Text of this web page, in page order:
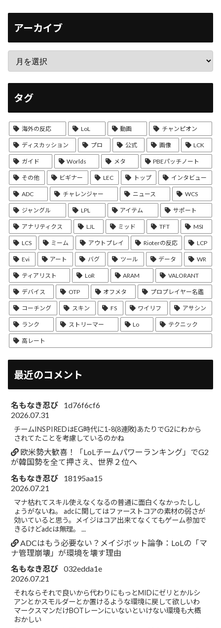
アーカイブ
タグ
海外の反応 LoL 動画 チャンピオン
ディスカッション プロ 公式 画像 LCK
ガイド Worlds メタ PBEパッチノート
その他 ビギナー LEC トップ インタビュー
ADC チャレンジャー ニュース WCS
ジャングル LPL アイテム サポート
アナリティクス LJL ミッド TFT MSI
LCS ミーム アウトプレイ Rioterの反応 LCP
Evi アート バグ ツール データ WR
ティアリスト LoR ARAM VALORANT
デバイス OTP オフメタ プロプレイヤー名鑑
コーチング スキン FS ワイリフ アサシン
ランク ストリーマー Lo テクニック
高レート
最近のコメント
名もなき忍び
1d76f6cf6
2026.07.31
チームINSPIREDはEG時代に1-8(8連敗)あたりでG2にわから
されてたことを考慮しているのかね
欧米勢大歓喜！「LoLチームパワーランキング」でG2
が韓国勢を全て押さえ、世界２位へ
名もなき忍び
18195aa15
2026.07.21
マナ枯れてスキル使えなくなるの普通に面白くなかったしし
ょうがないね。 adcに関してはファーストコアの素材の弱さが
効いていると思う。メイジはコア出来てなくてもゲーム参加で
きるけどadcは無理。 ...
ADCはもう必要ない？メイジボット論争：LoLの「マ
ナ管理崩壊」が環境を壊す理由
名もなき忍び 032edda1e
2026.07.21
それならそれで良いから代わりにもっとMIDにゼリとかルシ
アンとかスモルダーとか置けるような環境に戻して欲しいわ
マークスマンだけBOTレーンにいないといけない環境も大概
おかしい